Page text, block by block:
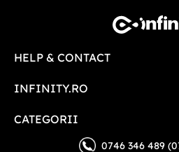
HELP & CONTACT
INFINITY.RO
CATEGORII
0746 346 489